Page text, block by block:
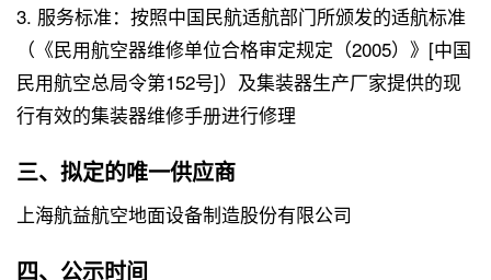
3. 服务标准：按照中国民航适航部门所颁发的适航标准
（《民用航空器维修单位合格审定规定（2005）》[中国
民用航空总局令第152号]）及集装器生产厂家提供的现
行有效的集装器维修手册进行修理
三、拟定的唯一供应商
上海航益航空地面设备制造股份有限公司
四、公示时间